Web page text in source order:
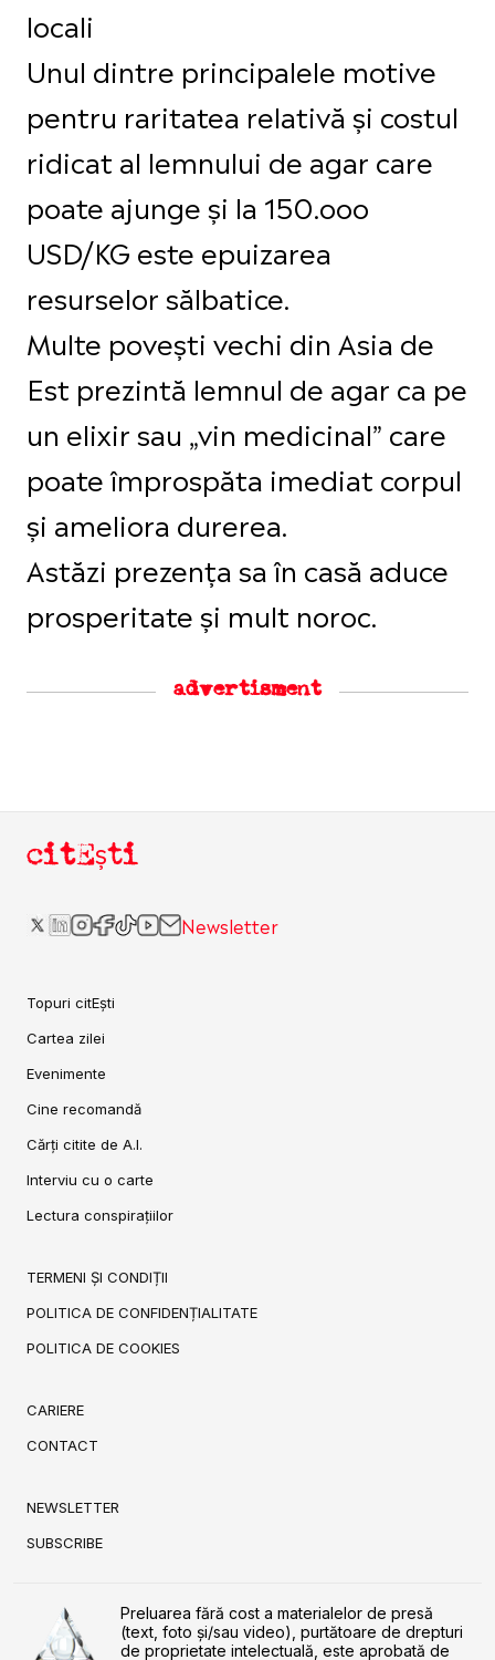
locali
Unul dintre principalele motive
pentru raritatea relativă și costul
ridicat al lemnului de agar care
poate ajunge și la 150.ooo
USD/KG este epuizarea
resurselor sălbatice.
Multe povești vechi din Asia de
Est prezintă lemnul de agar ca pe
un elixir sau „vin medicinal” care
poate împrospăta imediat corpul
și ameliora durerea.
Astăzi prezența sa în casă aduce
prosperitate și mult noroc.
advertisment
citEști
Newsletter
Topuri citEști
Cartea zilei
Evenimente
Cine recomandă
Cărți citite de A.I.
Interviu cu o carte
Lectura conspirațiilor
TERMENI ȘI CONDIȚII
POLITICA DE CONFIDENȚIALITATE
POLITICA DE COOKIES
CARIERE
CONTACT
NEWSLETTER
SUBSCRIBE
Preluarea fără cost a materialelor de presă
(text, foto și/sau video), purtătoare de drepturi
de proprietate intelectuală, este aprobată de